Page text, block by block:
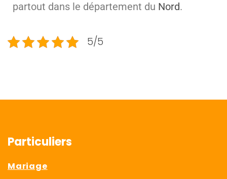
partout dans le département du Nord.
5/5
Particuliers
Mariage